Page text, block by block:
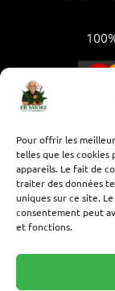
Pour offrir les
telles que les
appareils. Le fait de
traiter des données
uniques sur ce site.
consentement peut
et fonctions.
SAV à
–